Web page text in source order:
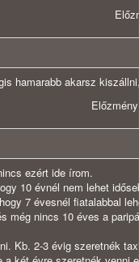
hamarabb akarsz
ezért ide írom.
10 évnél nem lehet
7 évesnél fiatalabbal
még nincs 10 éves a
Kb. 2-3 évig szeretnék